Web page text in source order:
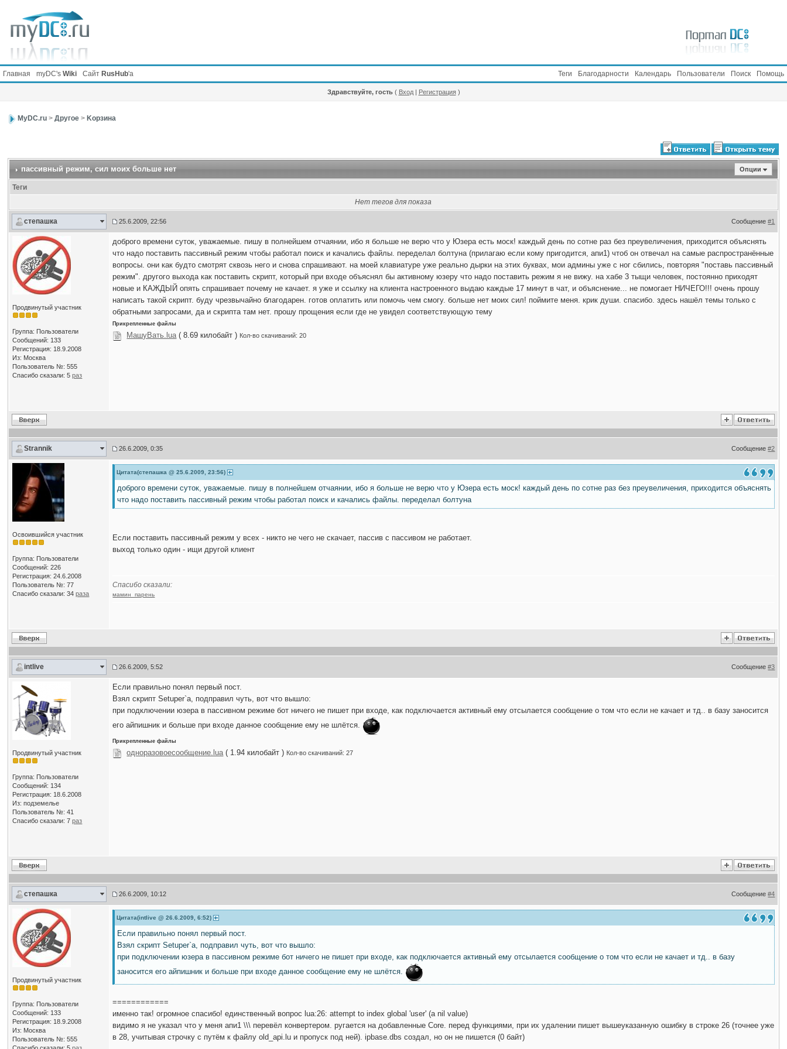
Главная myDC's Wiki Сайт RusHub'а Помощь
Поиск
Пользователи
Календарь
Благодарности
Теги
Здравствуйте, гость( Вход| Регистрация)
MyDC.ru >Другое > Kорзина
пассивный режим, сил моих больше нет Опции
Теги
Нет тегов для показа
степашка 25.6.2009, 22:56 Сообщение#1
Продвинутый участник
Группа: Пользователи
Сообщений: 133
Регистрация: 18.9.2008
Из: Москва
Пользователь №: 555
Спасибо сказали:5 раз
доброго времени суток, уважаемые. пишу в полнейшем отчаянии, ибо я больше не верю что у Юзера есть моск! каждый день по сотне раз без преувеличения, приходится объяснять
что надо поставить пассивный режим чтобы работал поиск и качались файлы. переделал болтуна (прилагаю если кому пригодится, апи1) чтоб он отвечал на самые распространённые
вопросы. они как будто смотрят сквозь него и снова спрашивают. на моей клавиатуре уже реально дырки на этих буквах, мои админы уже с ног сбились, повторяя "поставь пассивный
режим". другого выхода как поставить скрипт, который при входе объяснял бы активному юзеру что надо поставить режим я не вижу. на хабе 3 тыщи человек, постоянно приходят
новые и КАЖДЫЙ опять спрашивает почему не качает. я уже и ссылку на клиента настроенного выдаю каждые 17 минут в чат, и объяснение... не помогает НИЧЕГО!!! очень прошу
написать такой скрипт. буду чрезвычайно благодарен. готов оплатить или помочь чем смогу. больше нет моих сил! поймите меня. крик души. спасибо. здесь нашёл темы только с
обратными запросами, да и скрипта там нет. прошу прощения если где не увидел соответствующую тему
Прикрепленные файлы
МашуВать.lua( 8.69 килобайт ) Кол-во скачиваний: 20
Strannik 26.6.2009, 0:35 Сообщение#2
Освоившийся участник
Группа: Пользователи
Сообщений: 226
Регистрация: 24.6.2008
Пользователь №: 77
Спасибо сказали:34 раза
Цитата(степашка @ 25.6.2009, 23:56)
доброго времени суток, уважаемые. пишу в полнейшем отчаянии, ибо я больше не верю что у Юзера есть моск! каждый день по сотне раз без преувеличения, приходится объяснять
что надо поставить пассивный режим чтобы работал поиск и качались файлы. переделал болтуна
Если поставить пассивный режим у всех - никто не чего не скачает, пассив с пассивом не работает.
выход только один - ищи другой клиент
Спасибо сказали:
мамин_парень
intlive 26.6.2009, 5:52 Сообщение#3
Продвинутый участник
Группа: Пользователи
Сообщений: 134
Регистрация: 18.6.2008
Из: подземелье
Пользователь №: 41
Спасибо сказали:7 раз
Если правильно понял первый пост.
Взял скрипт Setuper`а, подправил чуть, вот что вышло:
при подключении юзера в пассивном режиме бот ничего не пишет при входе, как подключается активный ему отсылается сообщение о том что если не качает и тд.. в базу заносится
его айпишник и больше при входе данное сообщение ему не шлётся.
Прикрепленные файлы
одноразовоесообщение.lua( 1.94 килобайт ) Кол-во скачиваний: 27
степашка 26.6.2009, 10:12 Сообщение#4
Продвинутый участник
Группа: Пользователи
Сообщений: 133
Регистрация: 18.9.2008
Из: Москва
Пользователь №: 555
Цитата(intlive @ 26.6.2009, 6:52)
Если правильно понял первый пост.
Взял скрипт Setuper`а, подправил чуть, вот что вышло:
при подключении юзера в пассивном режиме бот ничего не пишет при входе, как подключается активный ему отсылается сообщение о том что если не качает и тд.. в базу
заносится его айпишник и больше при входе данное сообщение ему не шлётся.
============
именно так! огромное спасибо! единственный вопрос lua:26: attempt to index global 'user' (a nil value)
видимо я не указал что у меня апи1 \\\ перевёл конвертером. ругается на добавленные Core. перед функциями, при их удалении пишет вышеуказанную ошибку в строке 26 (точнее уже
в 28, учитывая строчку с путём к файлу old_api.lu и пропуск под ней). ipbase.dbs создал, но он не пишется (0 байт)